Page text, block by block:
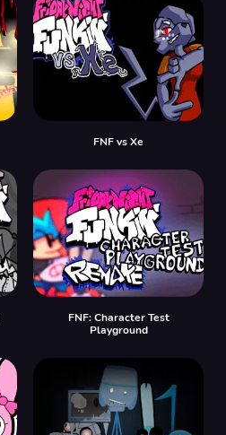
FNF vs Xе
FNF: Character Test
Playground